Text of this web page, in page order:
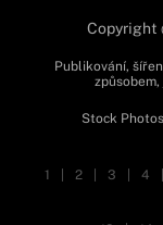
Copyright
Publikování,
Stock
1 2 3 4